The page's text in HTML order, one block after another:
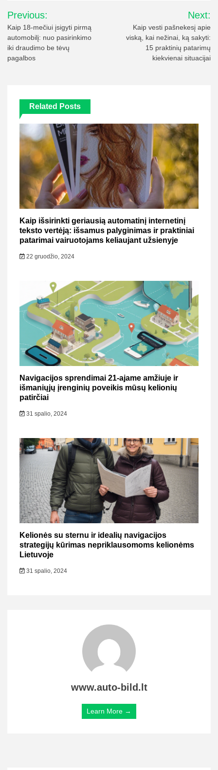
Navigacija
tarp
įrašų
Previous:
Kaip 18-mečiui įsigyti pirmą
automobilį: nuo pasirinkimo
iki draudimo be tėvų
pagalbos
Next:
Kaip vesti pašnekesį apie
viską, kai nežinai, ką sakyti:
15 praktinių patarimų
kiekvienai situacijai
Related Posts
Kaip išsirinkti geriausią automatinį internetinį
teksto vertėją: išsamus palyginimas ir praktiniai
patarimai vairuotojams keliaujant užsienyje
22 gruodžio, 2024
Navigacijos sprendimai 21-ajame amžiuje ir
išmaniųjų įrenginių poveikis mūsų kelionių
patirčiai
31 spalio, 2024
Kelionės su sternu ir idealių navigacijos
strategijų kūrimas nepriklausomoms kelionėms
Lietuvoje
31 spalio, 2024
www.auto-bild.lt
Learn More →